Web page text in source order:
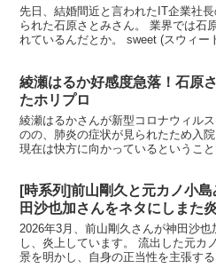
先日、結婚間近と言われたIT企業社
られた石原さとみさん。 業界では石
れているんだとか。 sweet (スウィー
綾瀬はるか好感度急落！石原
たホリプロ
綾瀬はるかさんが新型コロナウィル
のの、肺炎の症状が見られたため入
現在は快方に向かっているというこ
[時系列]前山剛久と元カノ小
田沙也加さんをネタにしまた
2026年3月、前山剛久さんが神田沙
し、炎上しています。 流出した元カ
景を明かし、自身の正当性を主張す